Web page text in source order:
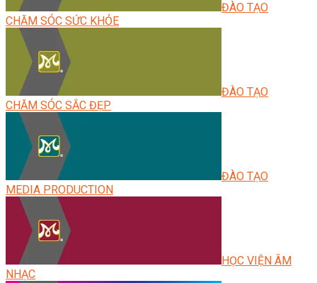
ĐÀO TẠO
CHĂM SÓC SỨC KHỎE
ĐÀO TẠO
CHĂM SÓC SẮC ĐẸP
ĐÀO TẠO
MEDIA PRODUCTION
HỌC VIỆN ÂM
NHẠC